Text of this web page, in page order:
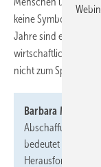
keine Symbolpolitik
Jahre sind
wirtschaftliche
nicht zum Spielball
Barbara Metz,
Abschaffung des
bedeutet